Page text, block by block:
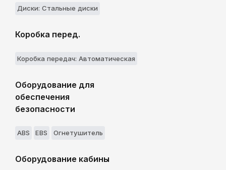
Диски: Стальные диски
Коробка перед.
Коробка передач: Aвтоматическая
Оборудование для
обеспечения
безопасности
ABS EBS Огнетушитель
Оборудование кабины